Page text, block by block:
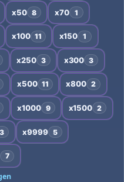
x50 8 x70 1
x100 11 x150 1
x250 3 x300 3
x500 11 x800 2
x1000 9 x1500 2
3 x9999 5
7